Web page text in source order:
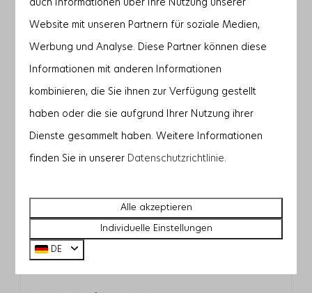
— —
2 Nächte — — —
3 Nächte — —
4 Nächte 1.676 €
5 Nächte — — —
— —
auch Informationen über Ihre Nutzung unserer
Website mit unseren Partnern für soziale Medien,
Werbung und Analyse. Diese Partner können diese
Informationen mit anderen Informationen
kombinieren, die Sie ihnen zur Verfügung gestellt
haben oder die sie aufgrund Ihrer Nutzung ihrer
Dienste gesammelt haben. Weitere Informationen
finden Sie in unserer Datenschutzrichtlinie
Alle akzeptieren
Individuelle Einstellungen
DE